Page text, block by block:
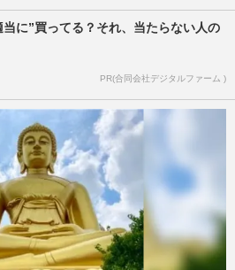
当に”買ってる？それ、当たらない人の
PR(合同会社デジタルファーム )